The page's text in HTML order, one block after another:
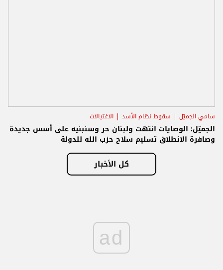
سامي الجميّل سقوط نظام الأسد الاغتيالات
الجميّل: الوصايات انتهت ولبنان حر وسنبنيه على أسس جديدة
وصافرة الانطلاق تسليم سلاح حزب الله للدولة
كل الأخبار
ad